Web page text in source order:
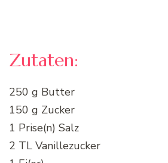
Zutaten:
250 g Butter
150 g Zucker
1 Prise(n) Salz
2 TL Vanillezucker